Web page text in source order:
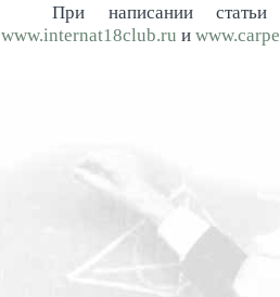
При написании статьи
www.internat18club.ru и